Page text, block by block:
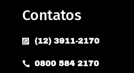
Contatos
 (12) 3911-2170
 0800 584 2170